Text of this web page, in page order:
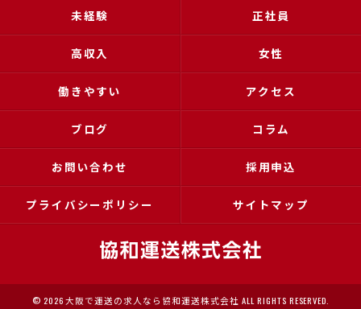
未経験 正社員
高収入 女性
働きやすい アクセス
ブログ コラム
お問い合わせ 採用申込
プライバシーポリシー サイトマップ
© 2026 大阪で運送の求人なら協和運送株式会社 ALL RIGHTS RESERVED.